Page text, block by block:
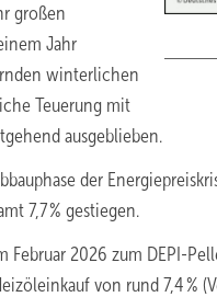
großen
Jahr
winterlichen
Teuerung mit
ausgeblieben.
der
7,7 % gestiegen.
Februar 2026 zum DEPI-
von rund 7,4 %